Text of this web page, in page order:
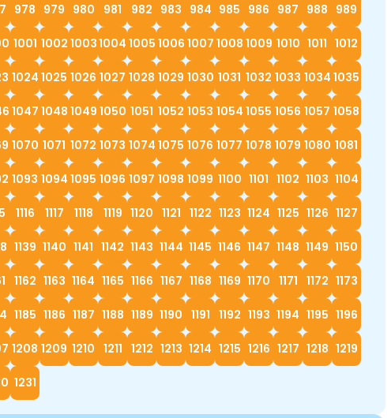
978 979 980 981 982 983 984 985 986 987 988 989
1001 1002 10031004 1005 1006 1007 1008 1009 1010 1011 1012
1024 1025 1026 1027 1028 1029 1030 1031 1032 1033 1034 1035
1047 1048 1049 1050 1051 1052 1053 1054 1055 1056 1057 1058
1070 1071 1072 1073 1074 1075 1076 1077 1078 1079 1080 1081
1093 1094 1095 1096 1097 1098 1099 1100 1101 1102 1103 1104
1116 1117 1118 1119 1120 1121 1122 1123 1124 1125 1126 1127
1139 1140 1141 1142 1143 1144 1145 1146 1147 1148 1149 1150
1162 1163 1164 1165 1166 1167 1168 1169 1170 1171 1172 1173
1185 1186 1187 1188 1189 1190 1191 1192 1193 1194 1195 1196
1208 1209 1210 1211 1212 1213 1214 1215 1216 1217 1218 1219
1231